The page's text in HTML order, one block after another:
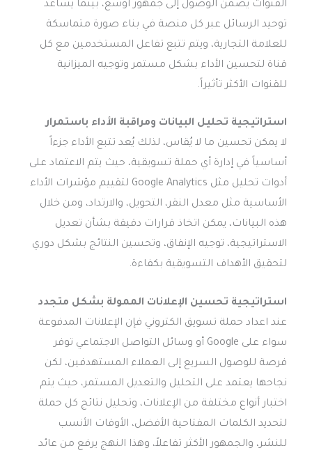
القنوات يضمن الوصول إلى جمهور أوسع، بينما يساعد
توحيد الرسائل عبر كل منصة في بناء صورة متماسكة
للعلامة التجارية، ويتم تتبع تفاعل المستخدمين مع كل
قناة لتحسين الأداء بشكل مستمر وتوجيه الميزانية
للقنوات الأكثر تأثيراً.
استراتيجية تحليل البيانات ومراقبة الأداء باستمرار
لا يمكن تحسين ما لا يُقاس، لذلك يُعد تتبع الأداء جزءاً
أساسياً في إدارة أي حملة تسويقية، حيث يتم الاعتماد على
أدوات تحليل مثل Google Analytics لتقييم مؤشرات الأداء
الأساسية مثل معدل النقر، التحويل، والارتداد، ومن خلال
هذه البيانات، يمكن اتخاذ قرارات دقيقة بشأن تعديل
الاستراتيجية، توجيه الإنفاق، وتحسين النتائج بشكل دوري
لتحقيق الأهداف التسويقية بكفاءة.
استراتيجية تحسين الإعلانات الممولة بشكل متجدد
عند اعداد حملة تسويق الكتروني فإن الإعلانات المدفوعة
سواء على Google أو وسائل التواصل الاجتماعي توفر
فرصة للوصول السريع إلى العملاء المستهدفين، لكن
نجاحها يعتمد على التحليل والتعديل المستمر، حيث يتم
اختبار أنواع مختلفة من الإعلانات، وتحليل نتائج كل حملة
لتحديد الكلمات المفتاحية الأفضل، الأوقات الأنسب
للنشر، والجمهور الأكثر تفاعلاً، وهذا النهج يرفع من عائد